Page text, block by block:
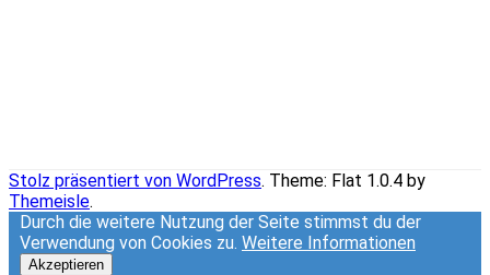
Stolz präsentiert von WordPress. Theme: Flat 1.0.4 by
Themeisle.
Durch die weitere Nutzung der Seite stimmst du der
Verwendung von Cookies zu. Weitere Informationen
Akzeptieren